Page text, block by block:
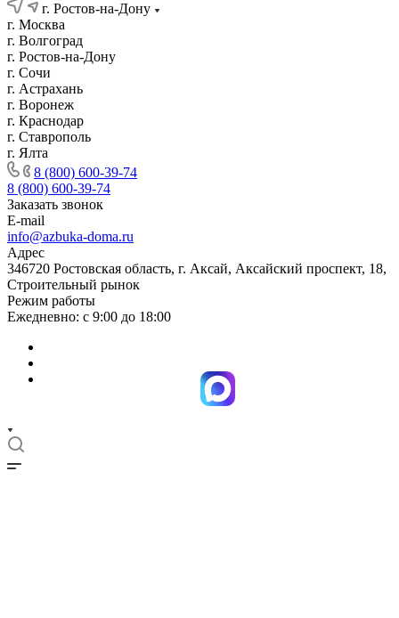
г. Ростов-на-Дону
г. Москва
г. Волгоград
г. Ростов-на-Дону
г. Сочи
г. Астрахань
г. Воронеж
г. Краснодар
г. Ставрополь
г. Ялта
8 (800) 600-39-74
8 (800) 600-39-74
Заказать звонок
E-mail
info@azbuka-doma.ru
Адрес
346720 Ростовская область, г. Аксай, Аксайский проспект, 18,
Строительный рынок
Режим работы
Ежедневно: с 9:00 до 18:00